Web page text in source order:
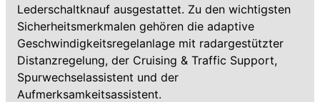
Lederschaltknauf ausgestattet. Zu den wichtigsten
Sicherheitsmerkmalen gehören die adaptive
Geschwindigkeitsregelanlage mit radargestützter
Distanzregelung, der Cruising & Traffic Support,
Spurwechselassistent und der
Aufmerksamkeitsassistent.